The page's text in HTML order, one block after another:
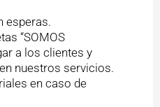
esperas.
“SOMOS
a los clientes y
nuestros servicios.
en caso de